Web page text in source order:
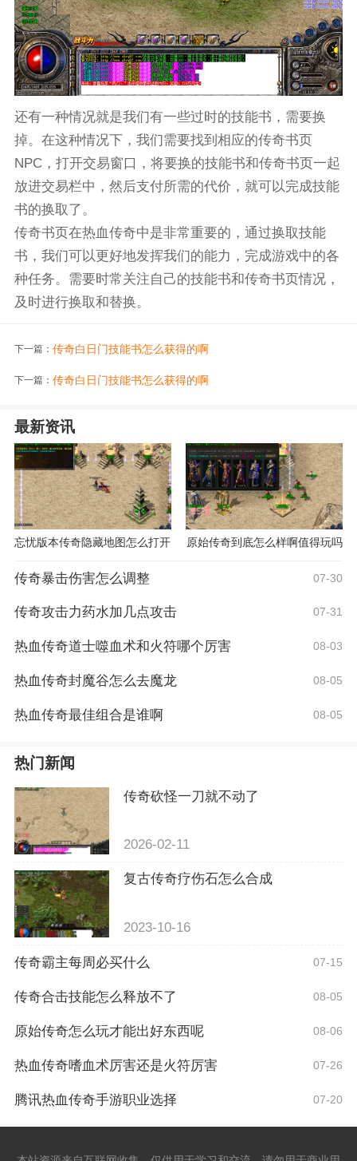
还有一种情况就是我们有一些过时的技能书，需要换
掉。在这种情况下，我们需要找到相应的传奇书页
NPC，打开交易窗口，将要换的技能书和传奇书页一起
放进交易栏中，然后支付所需的代价，就可以完成技能
书的换取了。
传奇书页在热血传奇中是非常重要的，通过换取技能
书，我们可以更好地发挥我们的能力，完成游戏中的各
种任务。需要时常关注自己的技能书和传奇书页情况，
及时进行换取和替换。
下一篇： 传奇白日门技能书怎么获得的啊
下一篇： 传奇白日门技能书怎么获得的啊
最新资讯
忘忧版本传奇隐藏地图怎么打开 原始传奇到底怎么样啊值得玩吗
传奇暴击伤害怎么调整 07-30
传奇攻击力药水加几点攻击 07-31
热血传奇道士噬血术和火符哪个厉害 08-03
热血传奇封魔谷怎么去魔龙 08-05
热血传奇最佳组合是谁啊 08-05
热门新闻
传奇砍怪一刀就不动了
2026-02-11
复古传奇疗伤石怎么合成
2023-10-16
传奇霸主每周必买什么 07-15
传奇合击技能怎么释放不了 08-05
原始传奇怎么玩才能出好东西呢 08-06
热血传奇嗜血术厉害还是火符厉害 07-26
腾讯热血传奇手游职业选择 07-20